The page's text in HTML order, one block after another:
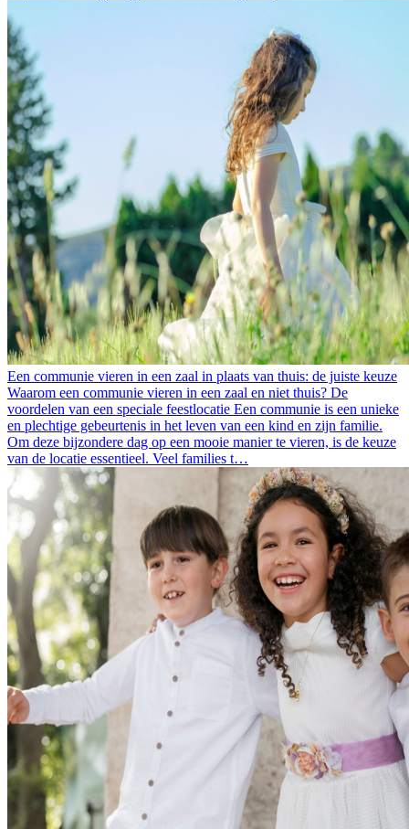
Een communie vieren in een zaal in plaats van thuis: de juiste keuze
Waarom een communie vieren in een zaal en niet thuis? De
voordelen van een speciale feestlocatie Een communie is een unieke
en plechtige gebeurtenis in het leven van een kind en zijn familie.
Om deze bijzondere dag op een mooie manier te vieren, is de keuze
van de locatie essentieel. Veel families t…